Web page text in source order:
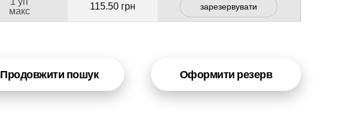
макс
115.50 грн зарезервувати
Продовжити пошук Оформити резерв